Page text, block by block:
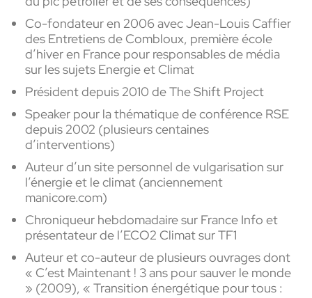
Co-fondateur en 2006 avec Jean-Louis Caffier
des Entretiens de Combloux, première école
d’hiver en France pour responsables de média
sur les sujets Energie et Climat
Président depuis 2010 de The Shift Project
Speaker pour la thématique de conférence RSE
depuis 2002 (plusieurs centaines
d’interventions)
Auteur d’un site personnel de vulgarisation sur
l’énergie et le climat (anciennement
manicore.com)
Chroniqueur hebdomadaire sur France Info et
présentateur de l’ECO2 Climat sur TF1
Auteur et co-auteur de plusieurs ouvrages dont
« C’est Maintenant ! 3 ans pour sauver le monde
» (2009), « Transition énergétique pour tous :